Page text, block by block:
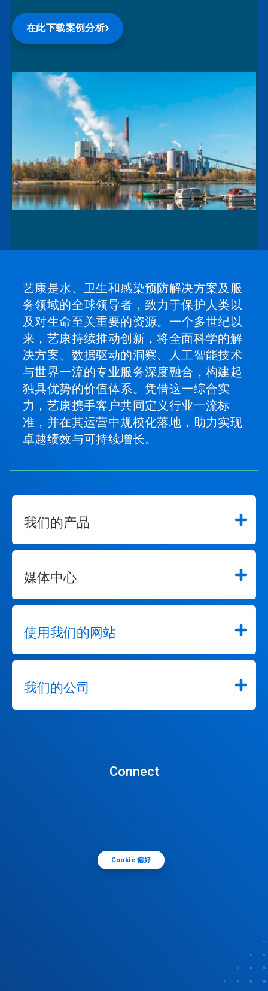
在此下载案例分析
艺康是水、卫生和感染预防解决方案及服
务领域的全球领导者，致力于保护人类以
及对生命至关重要的资源。一个多世纪以
来，艺康持续推动创新，将全面科学的解
决方案、数据驱动的洞察、人工智能技术
与世界一流的专业服务深度融合，构建起
独具优势的价值体系。凭借这一综合实
力，艺康携手客户共同定义行业一流标
准，并在其运营中规模化落地，助力实现
卓越绩效与可持续增长。
我们的产品
媒体中心
使用我们的网站
我们的公司
Connect
Cookie 偏好